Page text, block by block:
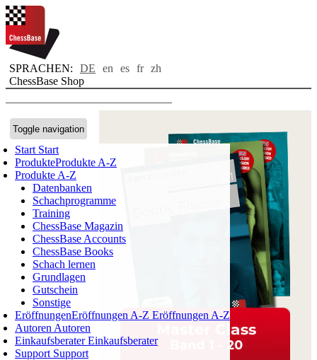
SPRACHEN: DE en es fr zh
ChessBase Shop
Toggle navigation
Start Start
ProdukteProdukte A-Z
Produkte A-Z
Datenbanken
Schachprogramme
Training
ChessBase Magazin
ChessBase Accounts
ChessBase Books
Schach lernen
Grundlagen
Gutschein
Sonstige
EröffnungenEröffnungen A-Z Eröffnungen A-Z
Autoren Autoren
EinkaufsberaterEinkaufsberater
Support Support